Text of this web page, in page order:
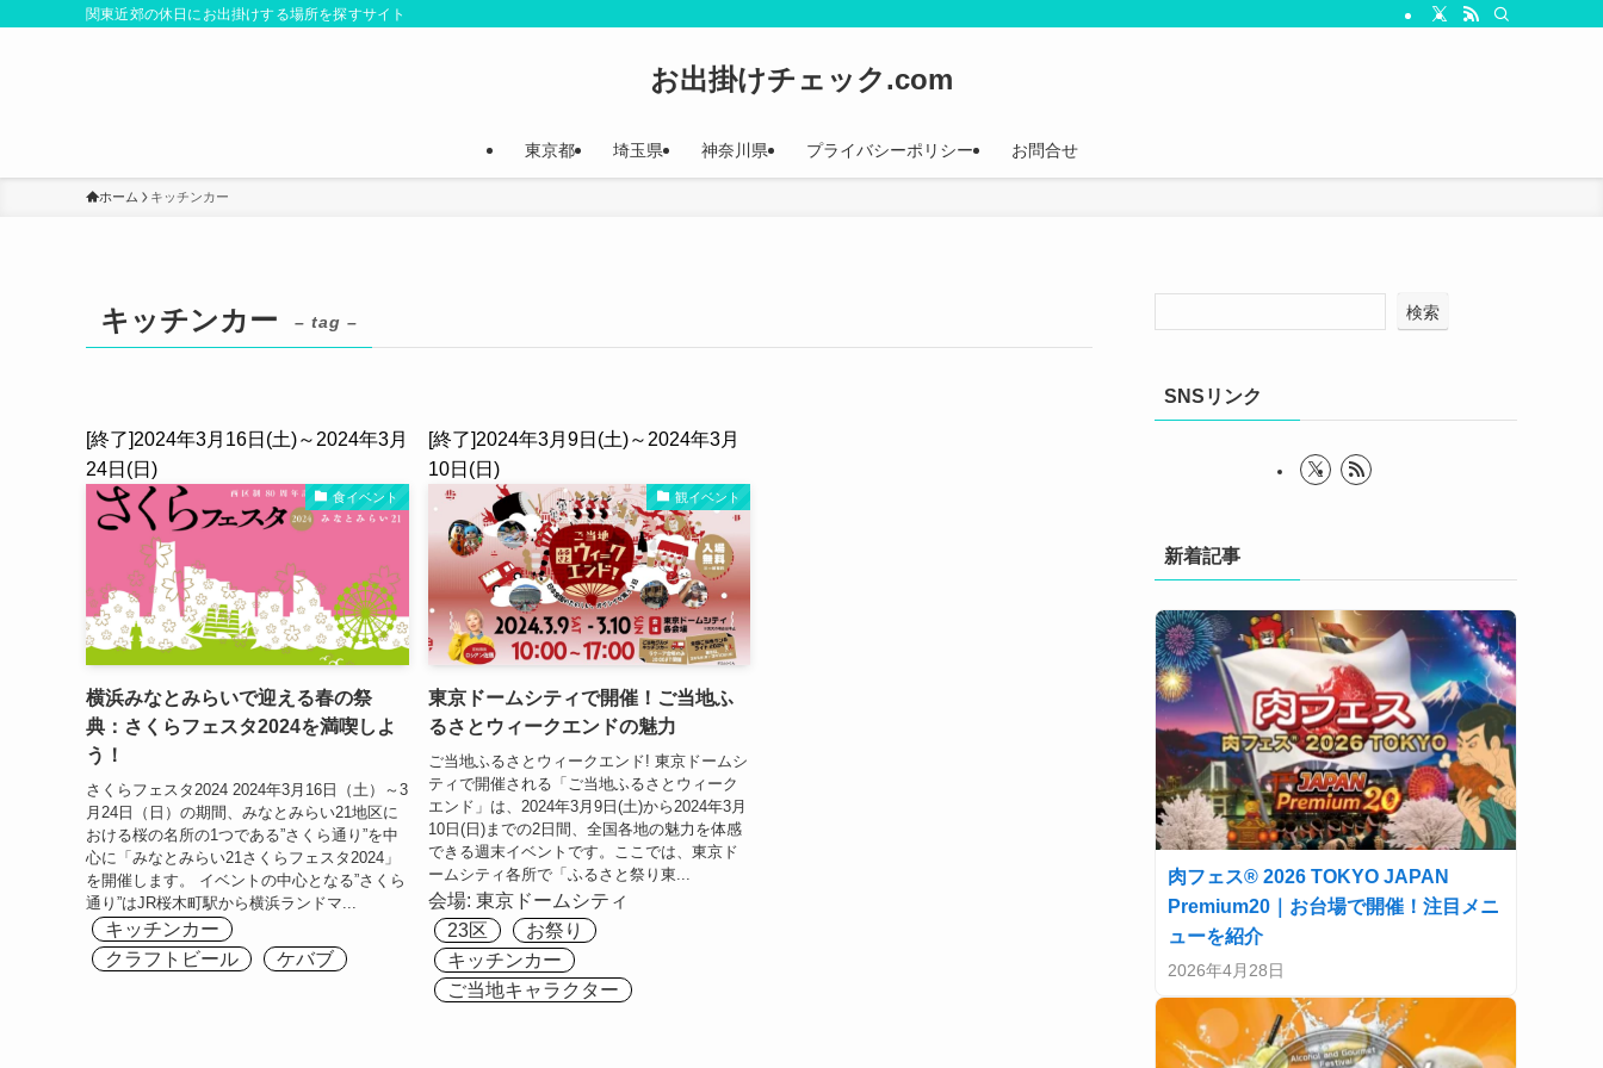
関東近郊の休日にお出掛けする場所を探すサイト
お出掛けチェック.com
東京都 埼玉県 神奈川県 プライバシーポリシー お問合せ
ホーム キッチンカー
キッチンカー – tag –
[終了]2024年3月16日(土)～2024年3月
24日(日)
食イベント
横浜みなとみらいで迎える春の祭
典：さくらフェスタ2024を満喫しよ
う！
さくらフェスタ2024 2024年3月16日（土）～3
月24日（日）の期間、みなとみらい21地区に
おける桜の名所の1つである”さくら通り”を中
心に「みなとみらい21さくらフェスタ2024」
を開催します。 イベントの中心となる”さくら
通り”はJR桜木町駅から横浜ランドマ...
キッチンカー
クラフトビール
ケバブ
[終了]2024年3月9日(土)～2024年3月
10日(日)
観イベント
東京ドームシティで開催！ご当地ふ
るさとウィークエンドの魅力
ご当地ふるさとウィークエンド! 東京ドームシ
ティで開催される「ご当地ふるさとウィーク
エンド」は、2024年3月9日(土)から2024年3月
10日(日)までの2日間、全国各地の魅力を体感
できる週末イベントです。ここでは、東京ド
ームシティ各所で「ふるさと祭り東...
会場: 東京ドームシティ
23区
お祭り
キッチンカー
ご当地キャラクター
検索
SNSリンク
新着記事
肉フェス® 2026 TOKYO JAPAN
Premium20｜お台場で開催！注目メニ
ューを紹介
2026年4月28日